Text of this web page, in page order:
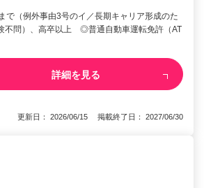
で（例外事由3号のイ／長期キャリア形成のた
不問）、高卒以上 ◎普通自動車運転免許（AT
詳細を見る
更新日： 2026/06/15 掲載終了日： 2027/06/30